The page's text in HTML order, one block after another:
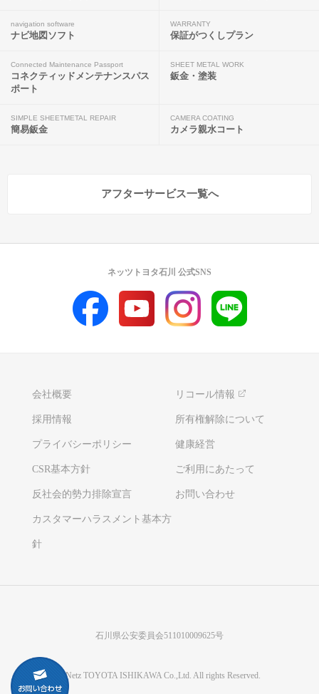
navigation software
ナビ地図ソフト
WARRANTY
保証がつくしプラン
Connected Maintenance Passport
コネクティッドメンテナンスパス
ポート
SHEET METAL WORK
鈑金・塗装
SIMPLE SHEETMETAL REPAIR
簡易鈑金
CAMERA COATING
カメラ親水コート
アフターサービス一覧へ
会社概要 リコール情報
採用情報 所有権解除について
プライバシーポリシー 健康経営
CSR基本方針 ご利用にあたって
反社会的勢力排除宣言 お問い合わせ
カスタマーハラスメント基本方
針
ネッツトヨタ石川 公式SNS
石川県公安委員会511010009625号
©Netz TOYOTA ISHIKAWA Co.,Ltd. All rights Reserved.